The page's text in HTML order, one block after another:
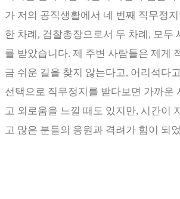
가 저의 공직생활에서 네 번째 직무정
한 차례 , 검찰총장으로서 두 차례 , 모두
를 받았습니다. 제 주변 사람들은 제게
금 쉬운 길을 찾지 않는다고, 어리석다
선택으로 직무정지를 받다보면 가까운
고 외로움을 느낄 때도 있지만, 시간이
고 많은 분들의 응원과 격려가 힘이 되